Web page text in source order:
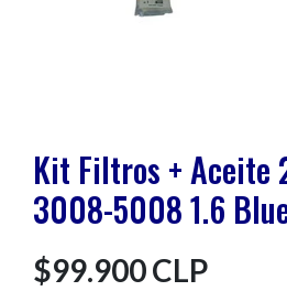
Kit Filtros +
3008-5008 1.6
$99.900 CLP